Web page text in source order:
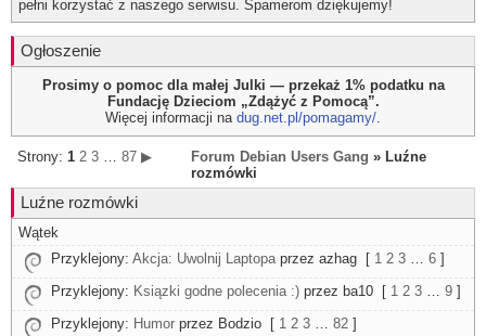
pełni korzystać z naszego serwisu. Spamerom dziękujemy!
Ogłoszenie
Prosimy o pomoc dla małej Julki — przekaż 1% podatku na
Fundację Dzieciom „Zdążyć z Pomocą”.
Więcej informacji na dug.net.pl/pomagamy/.
Strony: 1 2 3 … 87 ▶ Forum Debian Users Gang » Luźne
rozmówki
Luźne rozmówki
Wątek
Przyklejony: Akcja: Uwolnij Laptopa przez azhag[ 1 2 3… 6]
Przyklejony: Ksiązki godne polecenia :) przez ba10[ 1 2 3… 9]
Przyklejony: Humor przez Bodzio[ 1 2 3… 82]